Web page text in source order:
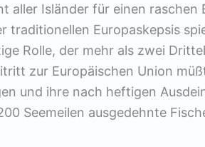
aller Isländer für einen raschen
traditionellen Europaskepsis
Rolle, der mehr als zwei
zur Europäischen Union
und ihre nach heftigen
Seemeilen ausgedehnte